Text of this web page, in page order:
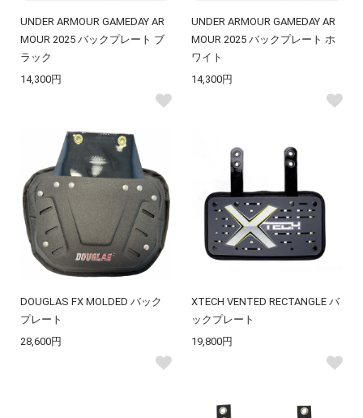
UNDER ARMOUR GAMEDAY AR
MOUR 2025 バックプレート ブ
ラック
14,300円
UNDER ARMOUR GAMEDAY AR
MOUR 2025 バックプレート ホ
ワイト
14,300円
DOUGLAS FX MOLDED バック
プレート
28,600円
XTECH VENTED RECTANGLE バ
ックプレート
19,800円